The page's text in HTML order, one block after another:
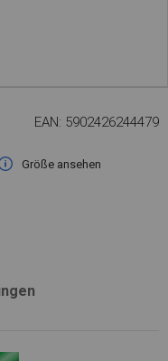
EAN: 5902426244479
Größe ansehen